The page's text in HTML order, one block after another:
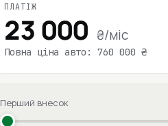
ПЛАТІЖ
23 000 ₴/міс
Повна ціна авто: 760 000 ₴
Перший внесок